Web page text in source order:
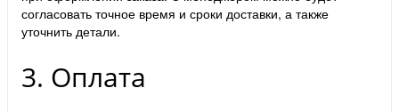
согласовать точное время и сроки доставки, а также
уточнить детали.
3. Оплата